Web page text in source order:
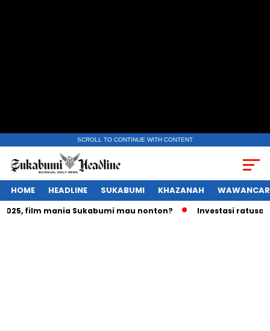
SCROLL TO CONTINUE WITH CONTENT
HOME HEADLINE SUKABUMI KHAZANAH
mania Sukabumi mau nonton? Investasi ratusan